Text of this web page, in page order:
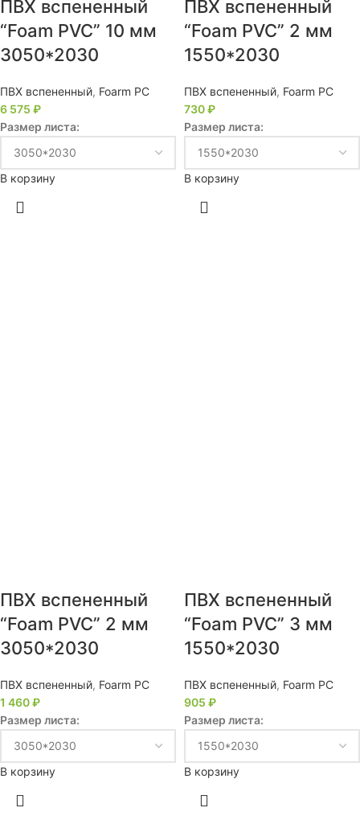
ПВХ вспененный
“Foam PVC” 10 мм
3050*2030
ПВХ вспененный, Foarm PC
6 575 ₽
Размер листа:
В корзину
ПВХ вспененный
“Foam PVC” 2 мм
1550*2030
ПВХ вспененный, Foarm PC
730₽
Размер листа:
В корзину
ПВХ вспененный
“Foam PVC” 2 мм
3050*2030
ПВХ вспененный, Foarm PC
1 460₽
Размер листа:
В корзину
ПВХ вспененный
“Foam PVC” 3 мм
1550*2030
ПВХ вспененный, Foarm PC
905 ₽
Размер листа:
В корзину